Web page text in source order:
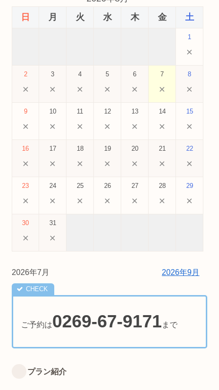
日
月 火 水 木 金 土
1
×
2
×
3
×
4
×
5
×
6
×
7
×
8
×
9
×
10
×
11
×
12
×
13
×
14
×
15
×
16
×
17
×
18
×
19
×
20
×
21
×
22
×
23
×
24
×
25
×
26
×
27
×
28
×
29
×
30
×
31
×
2026年7月 2026年9月
ご予約は0269-67-9171 まで
プラン紹介